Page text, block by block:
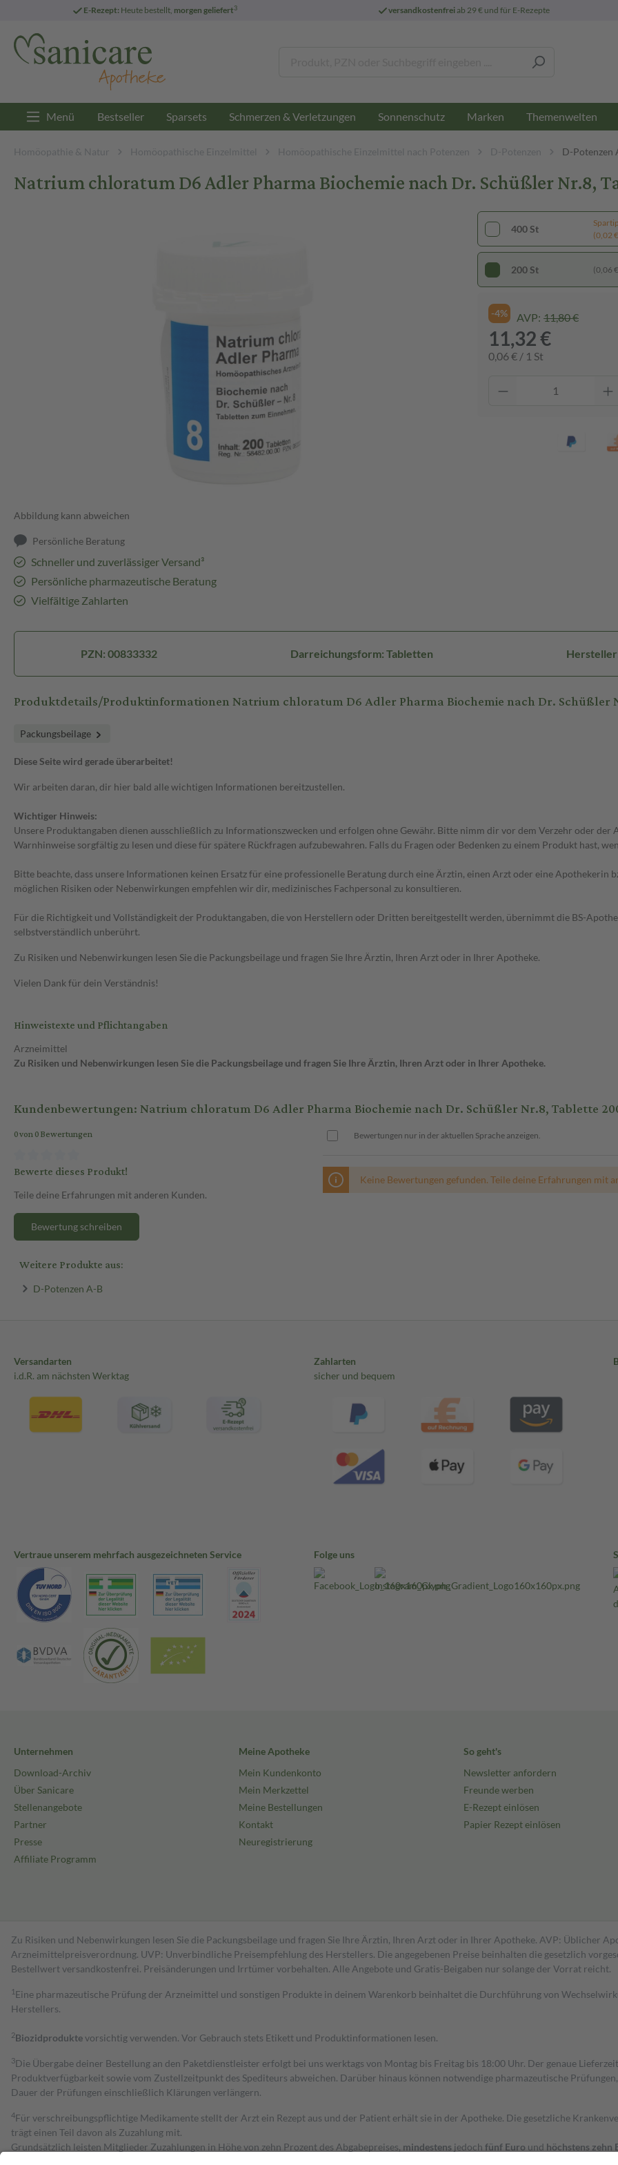
E-Rezept: Heute bestellt, morgen geliefert3 versandkostenfreiab 29 € und für E-Rezepte
Menü Bestseller Sparsets Schmerzen & Verletzungen Sonnenschutz Marken Themenwelten
Homöopathie & Natur Homöopathische Einzelmittel Homöopathische Einzelmittel nach Potenzen D-Potenzen D-Potenzen
Natrium chloratum D6 Adler Pharma Biochemie nach Dr. Schüßler Nr.8,
Abbildung kann abweichen
Persönliche Beratung
Schneller und zuverlässiger Versand³
Persönliche pharmazeutische Beratung
Vielfältige Zahlarten
400 St
(0,02
200 St (0,06
-4% AVP: 11,80 €
11,32 €
0,06 € / 1 St
PZN: 00833332 Darreichungsform: Tabletten
Produktdetails/Produktinformationen Natrium chloratum D6 Adler Pharma Biochemie nach Dr. Schüßler
Packungsbeilage
Diese Seite wird gerade überarbeitet!
Wir arbeiten daran, dir hier bald alle wichtigen Informationen bereitzustellen.
Wichtiger Hinweis:
Unsere Produktangaben dienen ausschließlich zu Informationszwecken und erfolgen ohne Gewähr. Bitte nimm dir vor dem Verzehr oder
Warnhinweise sorgfältig zu lesen und diese für spätere Rückfragen aufzubewahren. Falls du Fragen oder Bedenken zu einem Produkt hast,
Bitte beachte, dass unsere Informationen keinen Ersatz für eine professionelle Beratung durch eine Ärztin, einen Arzt oder eine Apothekerin
möglichen Risiken oder Nebenwirkungen empfehlen wir dir, medizinisches Fachpersonal zu konsultieren.
Für die Richtigkeit und Vollständigkeit der Produktangaben, die von Herstellern oder Dritten bereitgestellt werden, übernimmt die BS-
selbstverständlich unberührt.
Zu Risiken und Nebenwirkungen lesen Sie die Packungsbeilage und fragen Sie Ihre Ärztin, Ihren Arzt oder in Ihrer Apotheke.
Vielen Dank für dein Verständnis!
Hinweistexte und Pflichtangaben
Arzneimittel
Zu Risiken und Nebenwirkungen lesen Sie die Packungsbeilage und fragen Sie Ihre Ärztin, Ihren Arzt oder in Ihrer Apotheke.
Kundenbewertungen: Natrium chloratum D6 Adler Pharma Biochemie nach Dr. Schüßler Nr.8, Tablette
0 von 0 Bewertungen
Bewerte dieses Produkt!
Teile deine Erfahrungen mit anderen Kunden.
Bewertung schreiben
Bewertungen nur in der aktuellen Sprache anzeigen.
Keine Bewertungen gefunden. Teile deine Erfahrungen mit
Weitere Produkte aus:
D-Potenzen A-B
Versandarten
i.d.R. am nächsten Werktag
Zahlarten
sicher und bequem
Vertraue unserem mehrfach ausgezeichneten Service Folge uns
Unternehmen
Download-Archiv
Über Sanicare
Stellenangebote
Partner
Presse
Affiliate Programm
Meine Apotheke
Mein Kundenkonto
Mein Merkzettel
Meine Bestellungen
Kontakt
Neuregistrierung
So geht's
Newsletter anfordern
Freunde werben
E-Rezept einlösen
Papier Rezept einlösen
Zu Risiken und Nebenwirkungen lesen Sie die Packungsbeilage und fragen Sie Ihre Ärztin, Ihren Arzt oder in Ihrer Apotheke. AVP: Üblicher
Arzneimittelpreisverordnung. UVP: Unverbindliche Preisempfehlung des Herstellers. Die angegebenen Preise beinhalten die gesetzlich
Bestell­wert versand­kosten­frei. Preisänderungen und Irrtümer vorbehalten. Alle Angebote und Gratis-Beigaben nur solange der Vorrat reicht.
1 Eine pharmazeutische Prüfung der Arzneimittel und sonstigen Produkte in deinem Warenkorb beinhaltet die Durchführung von
Herstellers.
2Biozidproduktevorsichtig verwenden. Vor Gebrauch stets Etikett und Produktinformationen lesen.
3Die Übergabe deiner Bestellung an den Paketdienstleister erfolgt bei uns werktags von Montag bis Freitag bis 18:00 Uhr. Der genaue
Produktverfügbarkeit sowie vom Zustellzeitpunkt des Spediteurs abweichen. Darüber hinaus können notwendige pharmazeutische
Dauer der Prüfungen einschließlich Klärungen verlängern.
4Für verschreibungspflichtige Medikamente stellt der Arzt ein Rezept aus und der Patient erhält sie in der Apotheke. Die gesetzliche
trägt einen Teil davon als Zuzahlung mit.
Grundsätzlich leisten Mitglieder Zuzahlungen in Höhe von zehn Prozent des Abgabepreises, mindestens jedoch fünf Euro und höchstens zehn